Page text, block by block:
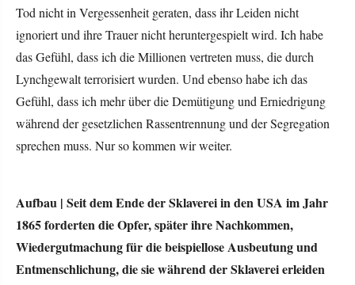
Tod nicht in Vergessenheit geraten, dass ihr Leiden nicht
ignoriert und ihre Trauer nicht heruntergespielt wird. Ich habe
das Gefühl, dass ich die Millionen vertreten muss, die durch
Lynchgewalt terrorisiert wurden. Und ebenso habe ich das
Gefühl, dass ich mehr über die Demütigung und Erniedrigung
während der gesetzlichen Rassentrennung und der Segregation
sprechen muss. Nur so kommen wir weiter.
Aufbau | Seit dem Ende der Sklaverei in den USA im Jahr
1865 forderten die Opfer, später ihre Nachkommen,
Wiedergutmachung für die beispiellose Ausbeutung und
Entmenschlichung, die sie während der Sklaverei erleiden